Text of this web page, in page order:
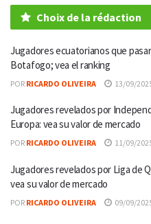
Choix de la rédaction
Jugadores ecuatorianos que
Botafogo; vea el ranking
POR RICARDO OLIVEIRA 13/09/
Jugadores revelados por
Europa: vea su valor de mercado
POR RICARDO OLIVEIRA 11/09/
Jugadores revelados por Liga de
vea su valor de mercado
POR RICARDO OLIVEIRA 09/09/